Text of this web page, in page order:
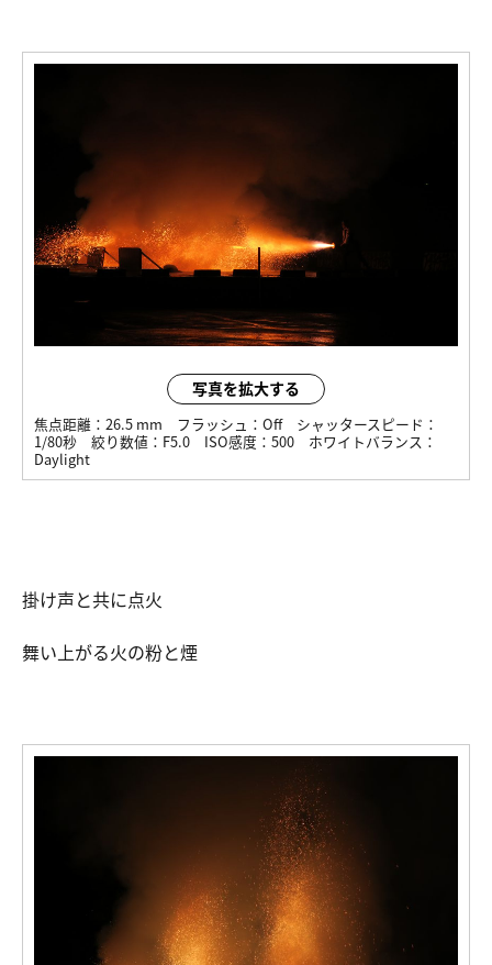
写真を拡大する
焦点距離： 26.5 mm フラッシュ： Off
シャッタースピード：
1/80秒
絞り数値： F5.0 ISO感度： 500
ホワイトバランス：
Daylight
掛け声と共に点火
舞い上がる火の粉と煙